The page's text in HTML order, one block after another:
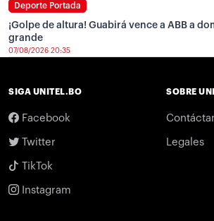
Deporte Portada
¡Golpe de altura! Guabirá vence a ABB a
grande
07/08/2026 20:35
SIGA UNITEL.BO
Facebook
Twitter
TikTok
Instagram
SOBRE
Legales